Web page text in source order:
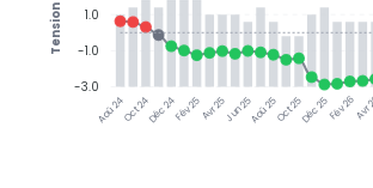
Aoû 24Oct 24Déc 24Fév 25Avr 25Jun 25Aoû 25Oct 25Déc 25Fév 26Avr
1.0
-1.0
-3.0
Tension